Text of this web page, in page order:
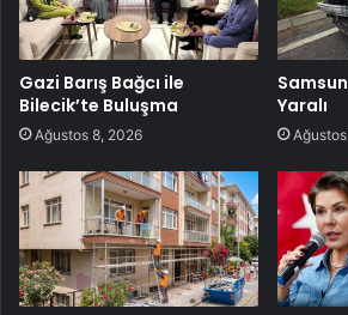
Gazi Barış Bağcı ile
Bilecik’te Buluşma
Ağustos 8, 2026
Yaralı